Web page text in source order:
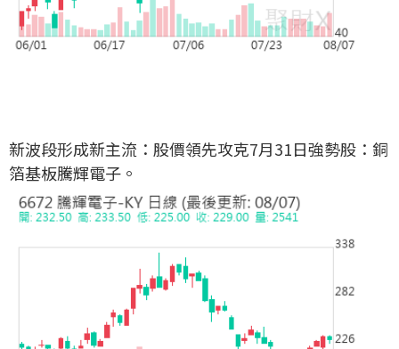
新波段形成新主流：股價領先攻克7月31日強勢股：銅
箔基板騰輝電子。